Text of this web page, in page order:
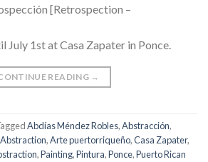
[Retrospection –
July 1st at Casa Zapater in Ponce.
READING →
Abdías Méndez Robles,Abstracción,
Abstraction,Arte puertorriqueño,Casa Zapater,
,Painting,Pintura,Ponce,Puerto Rican